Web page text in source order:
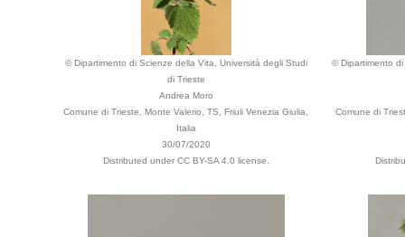
© Dipartimento di Scienze della Vita, Università degli Studi
di Trieste
Andrea Moro
Comune di Trieste, Monte Valerio, TS, Friuli Venezia Giulia,
Italia
30/07/2020
Distributed under CC BY-SA 4.0 license.
© Dipartimento
Comune di